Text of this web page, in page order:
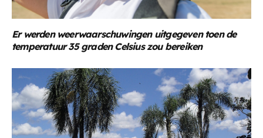
Er werden weerwaarschuwingen uitgegeven toen de
temperatuur 35 graden Celsius zou bereiken